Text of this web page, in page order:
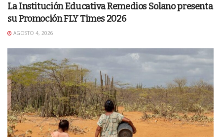
La Institución Educativa Remedios Solano presenta
su Promoción FLY Times 2026
AGOSTO 4, 2026